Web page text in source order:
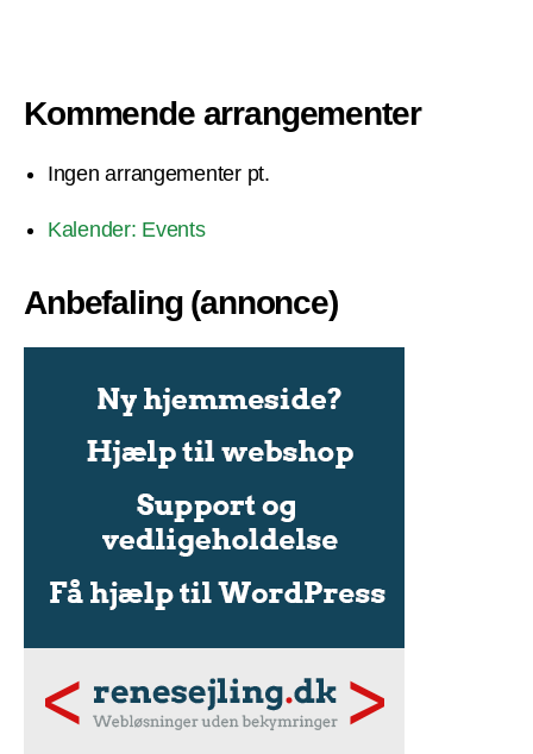
Kommende arrangementer
Ingen arrangementer pt.
Kalender: Events
Anbefaling (annonce)